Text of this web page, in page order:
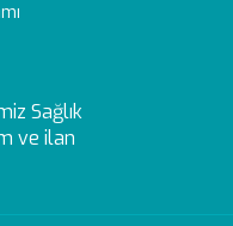
Sağlık
ve ilan